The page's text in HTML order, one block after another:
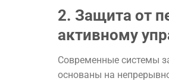
2. Защита от
активному
Современные системы
основаны на